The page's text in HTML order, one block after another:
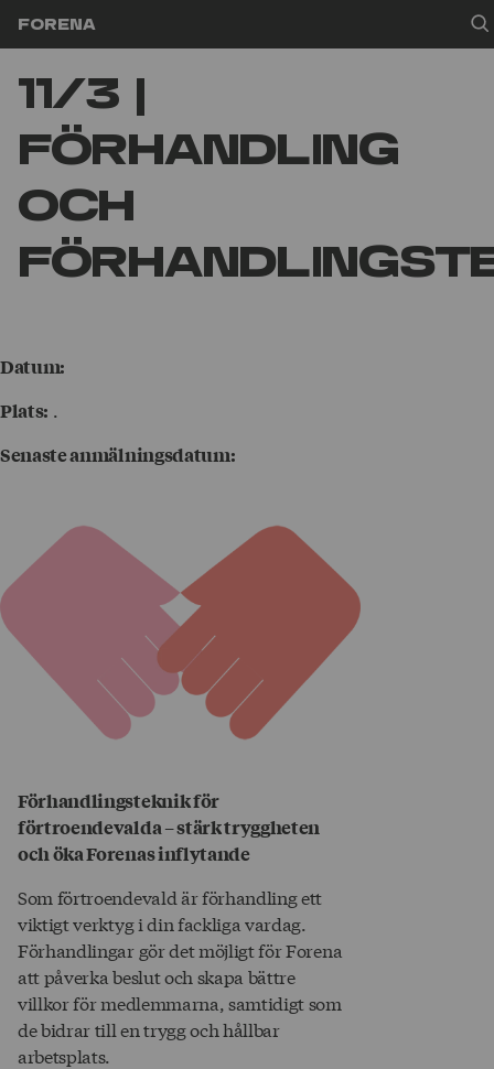
Forena
11/3 |
Förhandling
och
Datum:
Plats: .
Senaste anmälningsdatum:
Förhandlingsteknik för
förtroendevalda – stärk tryggheten
och öka Forenas inflytande
Som förtroendevald är förhandling ett
viktigt verktyg i din fackliga vardag.
Förhandlingar gör det möjligt för Forena
att påverka beslut och skapa bättre
villkor för medlemmarna, samtidigt som
de bidrar till en trygg och hållbar
arbetsplats.